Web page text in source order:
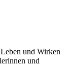
und Wirken
und